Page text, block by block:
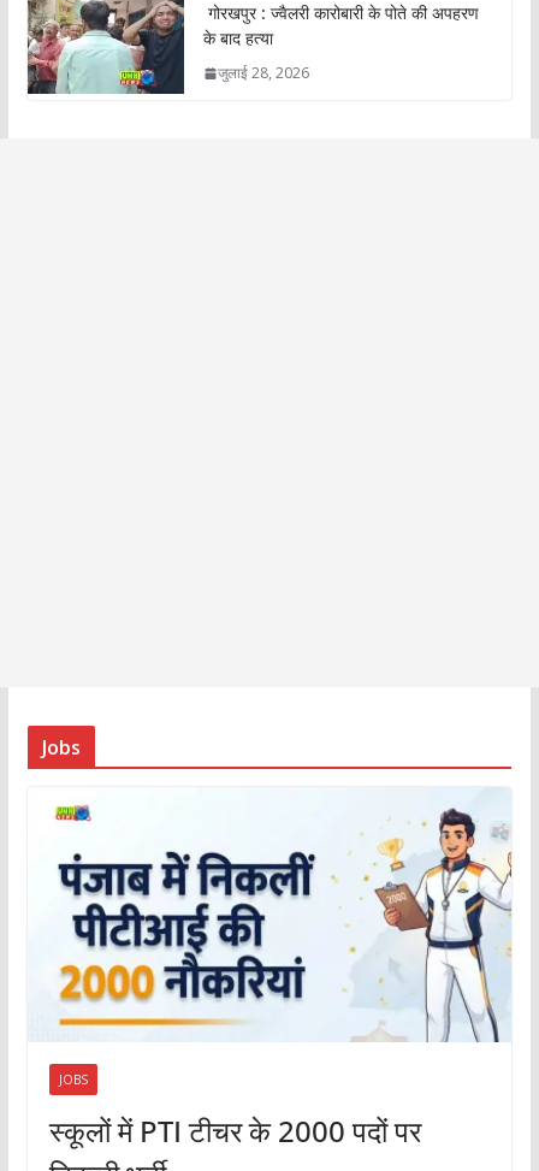
गोरखपुर : ज्वैलरी कारोबारी के पोते की अपहरण
के बाद हत्या
जुलाई 28, 2026
Jobs
JOBS
स्कूलों में PTI टीचर के 2000 पदों पर